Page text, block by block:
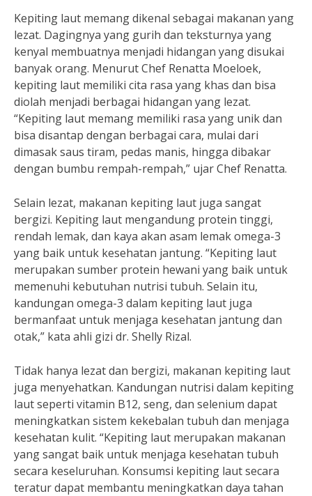
Kepiting laut memang dikenal sebagai makanan yang
lezat. Dagingnya yang gurih dan teksturnya yang
kenyal membuatnya menjadi hidangan yang disukai
banyak orang. Menurut Chef Renatta Moeloek,
kepiting laut memiliki cita rasa yang khas dan bisa
diolah menjadi berbagai hidangan yang lezat.
“Kepiting laut memang memiliki rasa yang unik dan
bisa disantap dengan berbagai cara, mulai dari
dimasak saus tiram, pedas manis, hingga dibakar
dengan bumbu rempah-rempah,” ujar Chef Renatta.
Selain lezat, makanan kepiting laut juga sangat
bergizi. Kepiting laut mengandung protein tinggi,
rendah lemak, dan kaya akan asam lemak omega-3
yang baik untuk kesehatan jantung. “Kepiting laut
merupakan sumber protein hewani yang baik untuk
memenuhi kebutuhan nutrisi tubuh. Selain itu,
kandungan omega-3 dalam kepiting laut juga
bermanfaat untuk menjaga kesehatan jantung dan
otak,” kata ahli gizi dr. Shelly Rizal.
Tidak hanya lezat dan bergizi, makanan kepiting laut
juga menyehatkan. Kandungan nutrisi dalam kepiting
laut seperti vitamin B12, seng, dan selenium dapat
meningkatkan sistem kekebalan tubuh dan menjaga
kesehatan kulit. “Kepiting laut merupakan makanan
yang sangat baik untuk menjaga kesehatan tubuh
secara keseluruhan. Konsumsi kepiting laut secara
teratur dapat membantu meningkatkan daya tahan